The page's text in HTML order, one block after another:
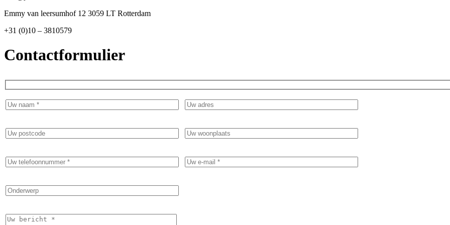
Emmy van leersumhof 12 3059 LT Rotterdam
+31 (0)10 – 3810579
Contactformulier